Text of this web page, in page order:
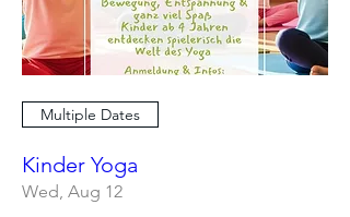
Multiple Dates
Kinder Yoga
Wed, Aug 12